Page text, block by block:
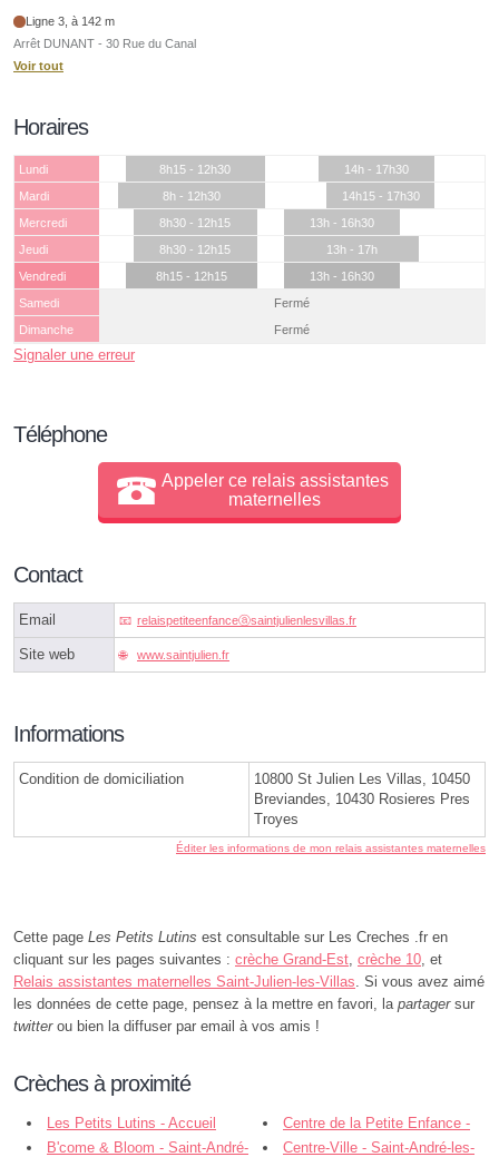
Ligne 3, à 142 m
Arrêt DUNANT - 30 Rue du Canal
Voir tout
Horaires
Lundi 8h15 - 12h30
14h - 17h30
Mardi
8h - 12h30
14h15 - 17h30
Mercredi
8h30 - 12h15
13h - 16h30
Jeudi
8h30 - 12h15
13h - 17h
Vendredi
8h15 - 12h15
13h - 16h30
Samedi
Fermé
Dimanche
Fermé
Signaler une erreur
Téléphone
Appeler ce relais assistantes
maternelles
Contact
Email relaispetiteenfanceⓐsaintjulienlesvillas.fr
Site web www.saintjulien.fr
Informations
Condition de domiciliation
10800 St Julien Les Villas, 10450
Breviandes, 10430 Rosieres Pres
Troyes
Éditer les informations de mon relais assistantes maternelles
Cette page Les Petits Lutins est consultable sur Les Creches .fr en
cliquant sur les pages suivantes : crèche Grand-Est, crèche 10, et
Relais assistantes maternelles Saint-Julien-les-Villas. Si vous avez aimé
les données de cette page, pensez à la mettre en favori, la partagersur
twitterou bien la diffuser par email à vos amis !
Crèches à proximité
Les Petits Lutins - Accueil
Collectif et Familial - Saint-Julien-
Centre de la Petite Enfance -
Troyes
B'come & Bloom - Saint-André-
Centre-Ville - Saint-André-les-